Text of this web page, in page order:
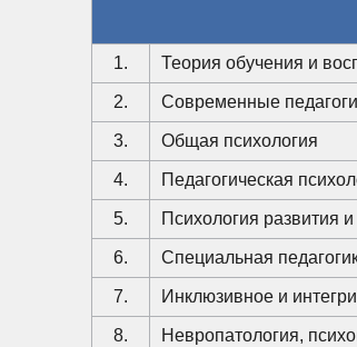
1. Теория обучения и
2. Современные
3. Общая психология
4. Педагогическая
5. Психология развития
6. Специальная
7. Инклюзивное и
8. Невропатология,